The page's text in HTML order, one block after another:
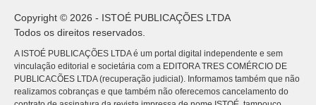
Copyright © 2026 - ISTOÉ PUBLICAÇÕES LTDA
Todos os direitos reservados.
A ISTOÉ PUBLICAÇÕES LTDA é um portal digital independente e sem
vinculação editorial e societária com a EDITORA TRES COMÉRCIO DE
PUBLICACÕES LTDA (recuperação judicial). Informamos também que não
realizamos cobranças e que também não oferecemos cancelamento do